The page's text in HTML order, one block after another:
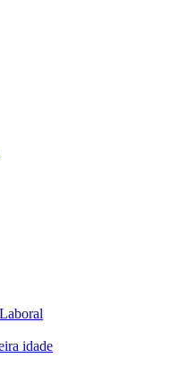
idade